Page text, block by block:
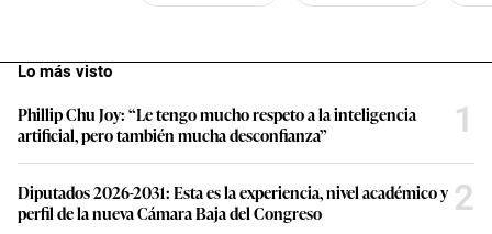
Lo más visto
Phillip Chu Joy: “Le tengo mucho respeto a la inteligencia
artificial, pero también mucha desconfianza”
1
Diputados 2026-2031: Esta es la experiencia, nivel académico y
perfil de la nueva Cámara Baja del Congreso
2